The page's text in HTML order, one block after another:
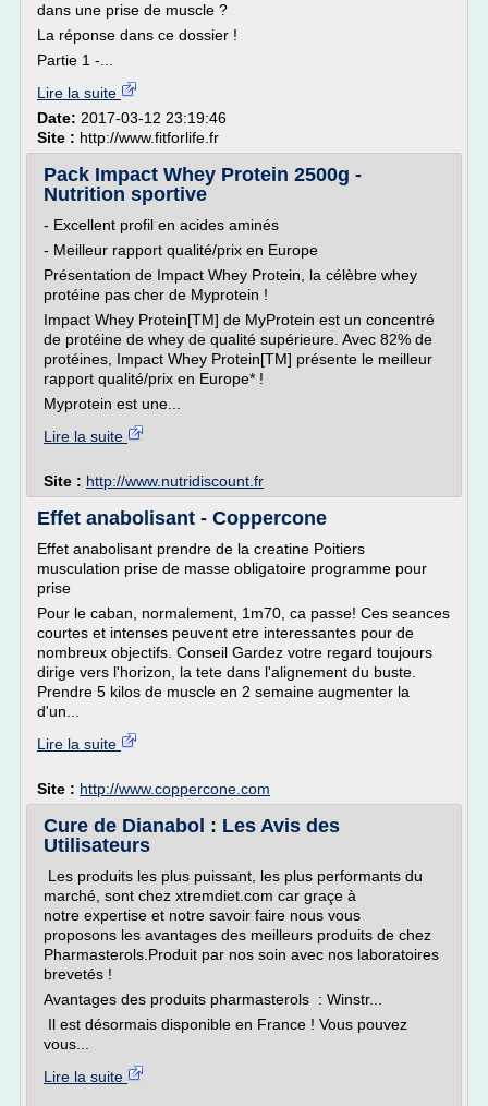
dans une prise de muscle ?
La réponse dans ce dossier !
Partie 1 -...
Lire la suite
Date: 2017-03-12 23:19:46
Site : http://www.fitforlife.fr
Pack Impact Whey Protein 2500g -
Nutrition sportive
- Excellent profil en acides aminés
- Meilleur rapport qualité/prix en Europe
Présentation de Impact Whey Protein, la célèbre whey
protéine pas cher de Myprotein !
Impact Whey Protein[TM] de MyProtein est un concentré
de protéine de whey de qualité supérieure. Avec 82% de
protéines, Impact Whey Protein[TM] présente le meilleur
rapport qualité/prix en Europe* !
Myprotein est une...
Lire la suite
Site : http://www.nutridiscount.fr
Effet anabolisant - Coppercone
Effet anabolisant prendre de la creatine Poitiers
musculation prise de masse obligatoire programme pour
prise
Pour le caban, normalement, 1m70, ca passe! Ces seances
courtes et intenses peuvent etre interessantes pour de
nombreux objectifs. Conseil Gardez votre regard toujours
dirige vers l'horizon, la tete dans l'alignement du buste.
Prendre 5 kilos de muscle en 2 semaine augmenter la
d'un...
Lire la suite
Site : http://www.coppercone.com
Cure de Dianabol : Les Avis des
Utilisateurs
Les produits les plus puissant, les plus performants du
marché, sont chez xtremdiet.com car graçe à
notre expertise et notre savoir faire nous vous
proposons les avantages des meilleurs produits de chez
Pharmasterols.Produit par nos soin avec nos laboratoires
brevetés !
Avantages des produits pharmasterols : Winstr...
Il est désormais disponible en France ! Vous pouvez
vous...
Lire la suite